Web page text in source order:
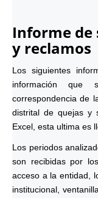
Informe de
y reclamos
Los siguientes
información
correspondencia de
distrital de quejas y
Excel, esta ultima es
Los periodos
son recibidas por
acceso a la entidad,
institucional,